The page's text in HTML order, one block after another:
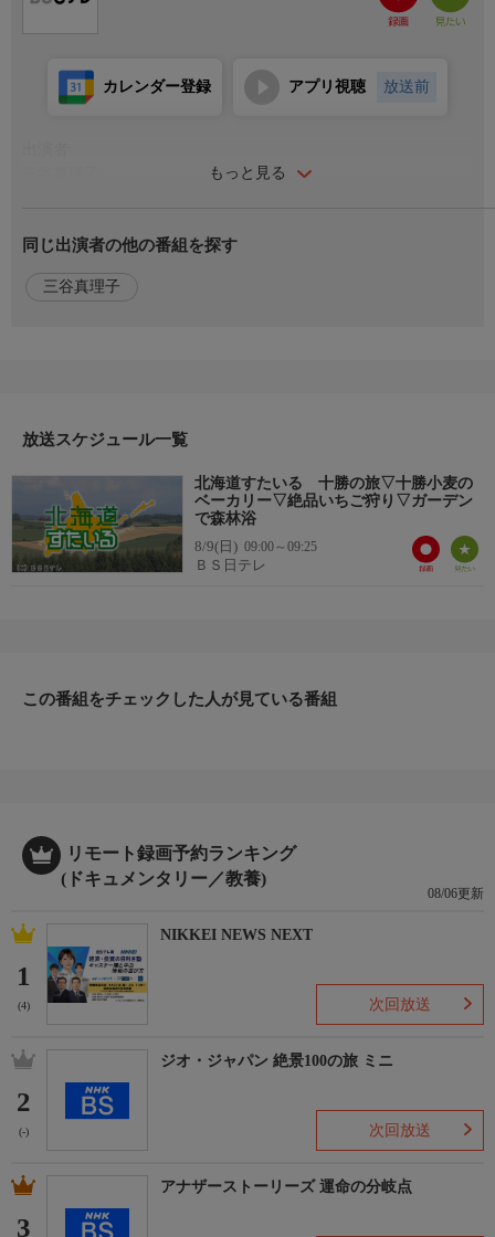
もっと見る
カレンダー登録 アプリ視聴 放送前
誰もが憧れる北の大地、北海道の魅力満載情報番組!大人の旅を
演出する隠れ家温泉宿や旬のグルメ情報。北海道が持つ素晴らし
い自然、移住、食育、エコそしてそこに暮らしている人々のスロ
同じ出演者の他の番組を探す
三谷真理子
放送スケジュール一覧
北海道すたいる 十勝の旅▽十勝小麦の
ベーカリー▽絶品いちご狩り▽ガーデン
で森林浴
8/9(日) 09:00～09:25
ＢＳ日テレ
この番組をチェックした人が見ている番組
リモート録画予約ランキング
(ドキュメンタリー／教養)
08/06更新
1
(4)
NIKKEI NEWS NEXT
次回放送
2
(-)
ジオ・ジャパン 絶景100の旅 ミニ
次回放送
3
アナザーストーリーズ 運命の分岐点